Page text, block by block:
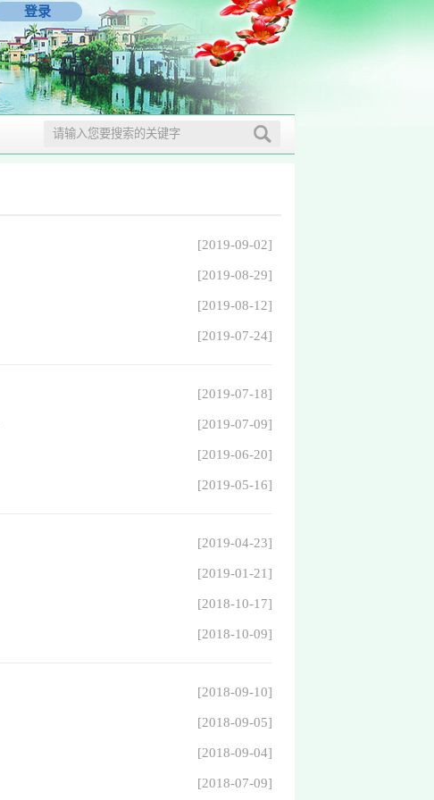
登录
[2019-09-02]
[2019-08-29]
[2019-08-12]
[2019-07-24]
[2019-07-18]
[2019-07-09]
[2019-06-20]
[2019-05-16]
[2019-04-23]
[2019-01-21]
[2018-10-17]
[2018-10-09]
[2018-09-10]
[2018-09-05]
[2018-09-04]
[2018-07-09]